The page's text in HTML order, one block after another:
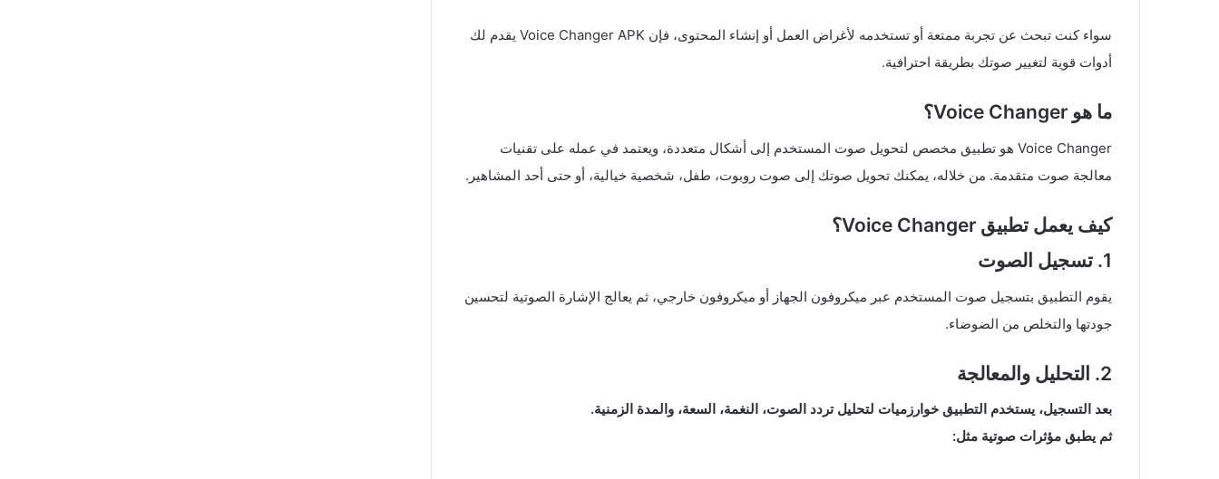
سواء كنت تبحث عن تجربة ممتعة أو تستخدمه لأغراض العمل أو إنشاء المحتوى، فإن Voice Changer APK يقدم لك
أدوات قوية لتغيير صوتك بطريقة احترافية.
ما هو Voice Changer؟
Voice Changer هو تطبيق مخصص لتحويل صوت المستخدم إلى أشكال متعددة، ويعتمد في عمله على تقنيات
معالجة صوت متقدمة. من خلاله، يمكنك تحويل صوتك إلى صوت روبوت، طفل، شخصية خيالية، أو حتى أحد المشاهير.
كيف يعمل تطبيق Voice Changer؟
1. تسجيل الصوت
يقوم التطبيق بتسجيل صوت المستخدم عبر ميكروفون الجهاز أو ميكروفون خارجي، ثم يعالج الإشارة الصوتية لتحسين
جودتها والتخلص من الضوضاء.
2. التحليل والمعالجة
بعد التسجيل، يستخدم التطبيق خوارزميات لتحليل تردد الصوت، النغمة، السعة، والمدة الزمنية.
ثم يطبق مؤثرات صوتية مثل: